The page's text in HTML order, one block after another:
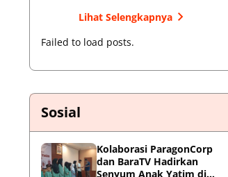
Lihat Selengkapnya
Failed to load posts.
Sosial
Kolaborasi ParagonCorp
dan BaraTV Hadirkan
Senyum Anak Yatim di